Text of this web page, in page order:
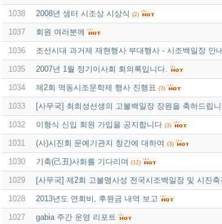
1038 2008년 샘터 시조상 시상식 (2)
1037 회원 여러분께
1036 조선시대 과거제 재현행사 부대행사 - 시조백일장 안
1035 2007년 1월 정기이사회 회의록입니다.
1034 제2회 역동시조문학제 행사 진행표 (3)
1033 [사무국] 최희성선생의 고불백일장 장원을 축하드립니
1032 이형식 신입 회원 가입을 공지합니다 (3)
1031 (사)시진회 문예기관지 창간에 대하여 (3)
1030 기축(己丑)사화를 기다리며 (12)
1029 [사무국] 제2회 고불맹사성 전국시조백일장 및 시진축
1028 2013년도 연회비, 후원금 내역 보고
1027 gabia 주간 운영 리포트